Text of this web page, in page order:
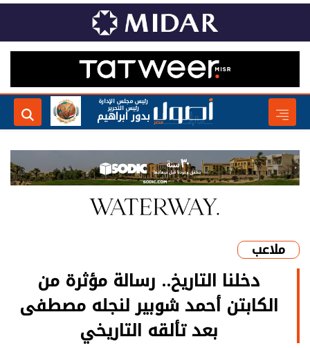
رئيس مجلس الإدارة
رئيس التحرير
بدور ابراهيم
ملاعب
دخلنا التاريخ.. رسالة مؤثرة من
الكابتن أحمد شوبير لنجله مصطفى
بعد تألقه التاريخي